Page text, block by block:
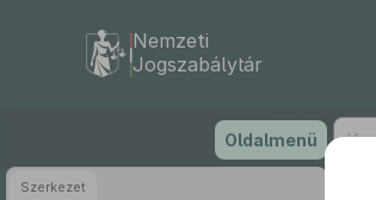
tartalomra
Nemzeti
Jogszabálytár
Oldalmenü
Szerkezet